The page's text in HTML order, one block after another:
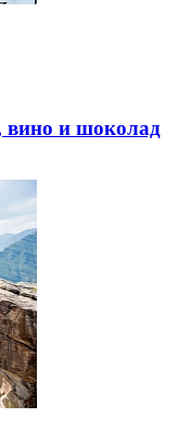
вино и шоколад